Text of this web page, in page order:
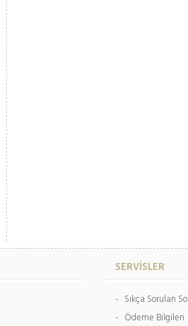
SERVİSLER
- Sıkça Sorulan
- Ödeme Bilgileri